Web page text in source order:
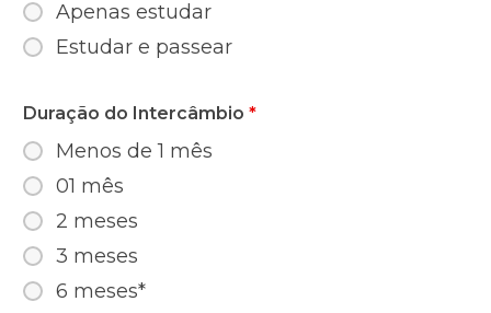
Apenas estudar
Estudar e passear
Duração do Intercâmbio *
Menos de 1 mês
01 mês
2 meses
3 meses
6 meses*